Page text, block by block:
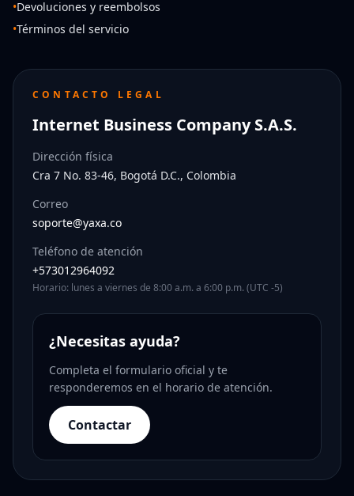
•Devoluciones y reembolsos
•Términos del servicio
CONTACTO LEGAL
Internet Business Company S.A.S.
Dirección física
Cra 7 No. 83-46, Bogotá D.C., Colombia
Correo
soporte@yaxa.co
Teléfono de atención
+573012964092
Horario: lunes a viernes de 8:00 a.m. a 6:00 p.m. (UTC -5)
¿Necesitas ayuda?
Completa el formulario oficial y te
responderemos en el horario de atención.
Contactar